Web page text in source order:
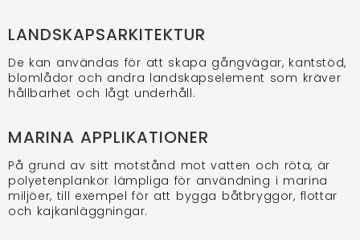
LANDSKAPSARKITEKTUR
De kan användas för att skapa gångvägar, kantstöd,
blomlådor och andra landskapselement som kräver
hållbarhet och lågt underhåll.
MARINA APPLIKATIONER
På grund av sitt motstånd mot vatten och röta, är
polyetenplankor lämpliga för användning i marina
miljöer, till exempel för att bygga båtbryggor, flottar
och kajkanläggningar.